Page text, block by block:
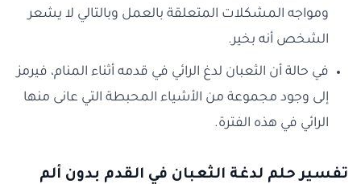
ومواجه المشكلات المتعلقة بالعمل وبالتالي لا يشعر
الشخص أنه بخير.
في حالة أن الثعبان لدغ الرائي في قدمه أثناء المنام، فيرمز
إلى وجود مجموعة من الأشياء المحبطة التي عانى منها
الرائي في هذه الفترة.
تفسير حلم لدغة الثعبان في القدم بدون ألم